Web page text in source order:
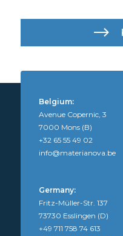
Belgium:
Avenue Copernic, 3
7000 Mons (B)
+32 65 55 49 02
info@materianova.be
Germany:
Fritz-Müller-Str. 137
73730 Esslingen (D)
+49 711 758 74 613